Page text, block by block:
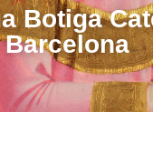
Botiga
Barcelona